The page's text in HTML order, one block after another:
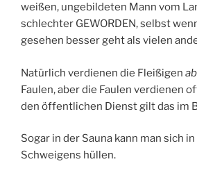
weißen, ungebildeten Mann vom
schlechter GEWORDEN, selbst
gesehen besser geht als vielen
Natürlich verdienen die Fleißigen
Faulen, aber die Faulen verdienen
den öffentlichen Dienst gilt das im
Sogar in der Sauna kann man sich
Schweigens hüllen.